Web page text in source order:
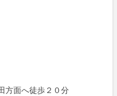
方面へ徒歩２０分